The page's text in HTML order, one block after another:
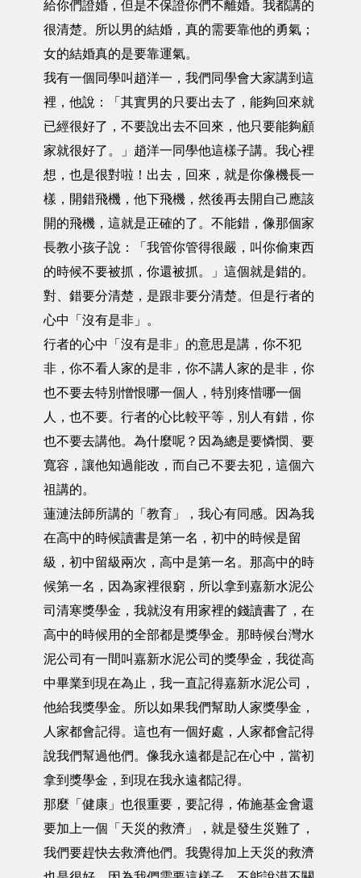
給你們證婚，但是不保證你們不離婚。我都講的
很清楚。所以男的結婚，真的需要靠他的勇氣；
女的結婚真的是要靠運氣。
我有一個同學叫趙洋一，我們同學會大家講到這
裡，他說：「其實男的只要出去了，能夠回來就
已經很好了，不要說出去不回來，他只要能夠顧
家就很好了。」趙洋一同學他這樣子講。我心裡
想，也是很對啦！出去，回來，就是你像機長一
樣，開錯飛機，他下飛機，然後再去開自己應該
開的飛機，這就是正確的了。不能錯，像那個家
長教小孩子說：「我管你管得很嚴，叫你偷東西
的時候不要被抓，你還被抓。」這個就是錯的。
對、錯要分清楚，是跟非要分清楚。但是行者的
心中「沒有是非」。
行者的心中「沒有是非」的意思是講，你不犯
非，你不看人家的是非，你不講人家的是非，你
也不要去特別憎恨哪一個人，特別疼惜哪一個
人，也不要。行者的心比較平等，別人有錯，你
也不要去講他。為什麼呢？因為總是要憐憫、要
寬容，讓他知過能改，而自己不要去犯，這個六
祖講的。
蓮漣法師所講的「教育」，我心有同感。因為我
在高中的時候讀書是第一名，初中的時候是留
級，初中留級兩次，高中是第一名。那高中的時
候第一名，因為家裡很窮，所以拿到嘉新水泥公
司清寒獎學金，我就沒有用家裡的錢讀書了，在
高中的時候用的全部都是獎學金。那時候台灣水
泥公司有一間叫嘉新水泥公司的獎學金，我從高
中畢業到現在為止，我一直記得嘉新水泥公司，
他給我獎學金。所以如果我們幫助人家獎學金，
人家都會記得。這也有一個好處，人家都會記得
說我們幫過他們。像我永遠都是記在心中，當初
拿到獎學金，到現在我永遠都記得。
那麼「健康」也很重要，要記得，佈施基金會還
要加上一個「天災的救濟」，就是發生災難了，
我們要趕快去救濟他們。我覺得加上天災的救濟